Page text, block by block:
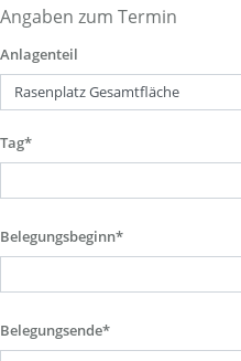
Angaben zum Termin
Anlagenteil
Tag*
Belegungsbeginn*
Belegungsende*